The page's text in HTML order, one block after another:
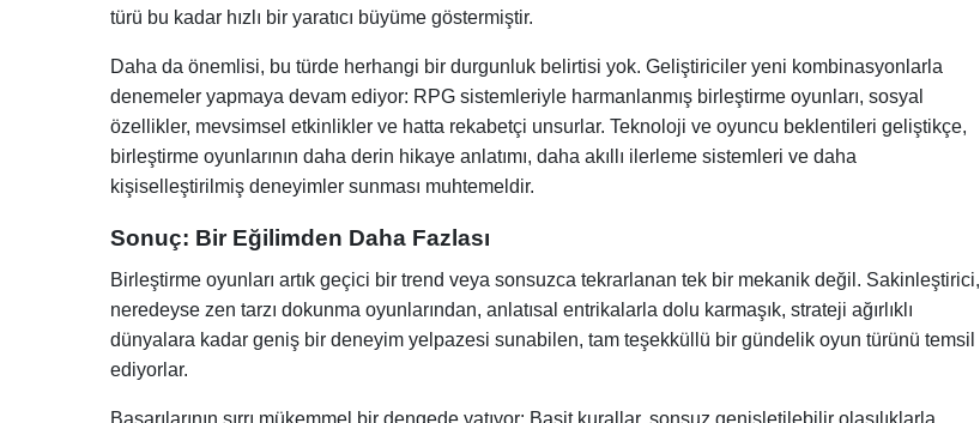
türü bu kadar hızlı bir yaratıcı büyüme göstermiştir.
Daha da önemlisi, bu türde herhangi bir durgunluk belirtisi yok. Geliştiriciler yeni kombinasyonlarla
denemeler yapmaya devam ediyor: RPG sistemleriyle harmanlanmış birleştirme oyunları, sosyal
özellikler, mevsimsel etkinlikler ve hatta rekabetçi unsurlar. Teknoloji ve oyuncu beklentileri geliştikçe,
birleştirme oyunlarının daha derin hikaye anlatımı, daha akıllı ilerleme sistemleri ve daha
kişiselleştirilmiş deneyimler sunması muhtemeldir.
Sonuç: Bir Eğilimden Daha Fazlası
Birleştirme oyunları artık geçici bir trend veya sonsuzca tekrarlanan tek bir mekanik değil. Sakinleştirici,
neredeyse zen tarzı dokunma oyunlarından, anlatısal entrikalarla dolu karmaşık, strateji ağırlıklı
dünyalara kadar geniş bir deneyim yelpazesi sunabilen, tam teşekküllü bir gündelik oyun türünü temsil
ediyorlar.
Başarılarının sırrı mükemmel bir dengede yatıyor: Basit kurallar, sonsuz genişletilebilir olasılıklarla